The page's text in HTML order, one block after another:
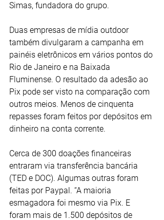
Simas, fundadora do grupo.
Duas empresas de mídia outdoor
também divulgaram a campanha em
painéis eletrônicos em vários pontos do
Rio de Janeiro e na Baixada
Fluminense. O resultado da adesão ao
Pix pode ser visto na comparação com
outros meios. Menos de cinquenta
repasses foram feitos por depósitos em
dinheiro na conta corrente.
Cerca de 300 doações financeiras
entraram via transferência bancária
(TED e DOC). Algumas outras foram
feitas por Paypal. “A maioria
esmagadora foi mesmo via Pix. E
foram mais de 1.500 depósitos de